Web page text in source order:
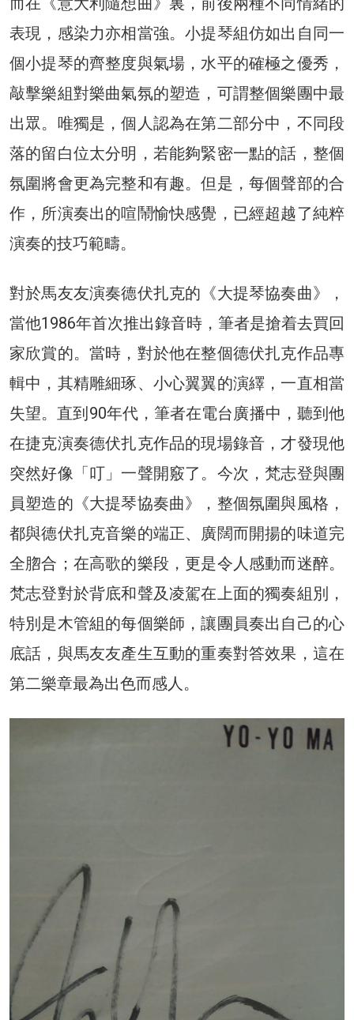
表現，感染力亦相當強。小提琴組仿如出自同一
個小提琴的齊整度與氣場，水平的確極之優秀，
敲擊樂組對樂曲氣氛的塑造，可謂整個樂團中最
出眾。唯獨是，個人認為在第二部分中，不同段
落的留白位太分明，若能夠緊密一點的話，整個
氛圍將會更為完整和有趣。但是，每個聲部的合
作，所演奏出的喧鬧愉快感覺，已經超越了純粹
演奏的技巧範疇。
對於馬友友演奏德伏扎克的《大提琴協奏曲》，
當他1986年首次推出錄音時，筆者是搶着去買回
家欣賞的。當時，對於他在整個德伏扎克作品專
輯中，其精雕細琢、小心翼翼的演繹，一直相當
失望。直到90年代，筆者在電台廣播中，聽到他
在捷克演奏德伏扎克作品的現場錄音，才發現他
突然好像「叮」一聲開竅了。今次，梵志登與團
員塑造的《大提琴協奏曲》，整個氛圍與風格，
都與德伏扎克音樂的端正、廣闊而開揚的味道完
全脗合；在高歌的樂段，更是令人感動而迷醉。
梵志登對於背底和聲及凌駕在上面的獨奏組別，
特別是木管組的每個樂師，讓團員奏出自己的心
底話，與馬友友產生互動的重奏對答效果，這在
第二樂章最為出色而感人。